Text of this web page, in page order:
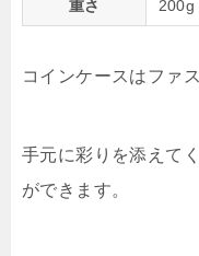
重さ 200g
コインケースはファ
手元に彩りを添えて
ができます。